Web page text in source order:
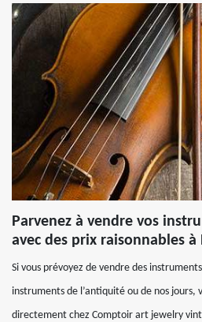
Parvenez à vendre vos
avec des prix raisonnables à
Si vous prévoyez de vendre des
instruments de l’antiquité ou de nos jours,
directement chez Comptoir art jewelry